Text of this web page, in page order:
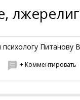
Питанову
+ Комментировать